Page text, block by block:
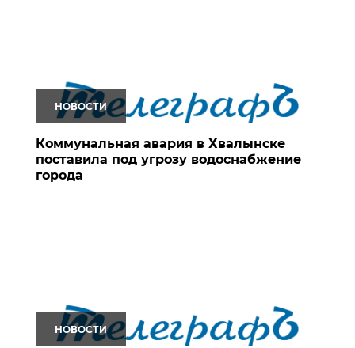
НОВОСТИ
Коммунальная авария в Хвалынске
поставила под угрозу водоснабжение
города
НОВОСТИ